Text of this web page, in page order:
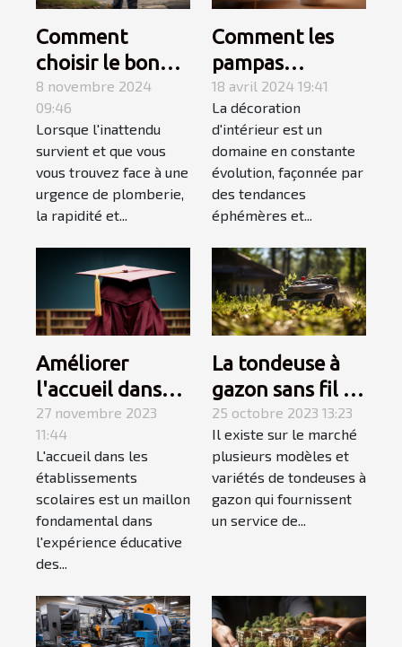
Comment
choisir le bon
service de
dépannage en
plomberie
d'urgence
8 novembre 2024
09:46
Lorsque l'inattendu
survient et que vous
vous trouvez face à une
urgence de plomberie,
la rapidité et...
Comment les
pampas
influencent les
tendances en
décoration
d'intérieur en
2023
18 avril 2024 19:41
La décoration
d'intérieur est un
domaine en constante
évolution, façonnée par
des tendances
éphémères et...
Améliorer
l'accueil dans
les
établissements
scolaires
27 novembre 2023
11:44
L'accueil dans les
établissements
scolaires est un maillon
fondamental dans
l'expérience éducative
des...
La tondeuse à
gazon sans fil :
allons à sa
découverte
25 octobre 2023 13:23
Il existe sur le marché
plusieurs modèles et
variétés de tondeuses à
gazon qui fournissent
un service de...